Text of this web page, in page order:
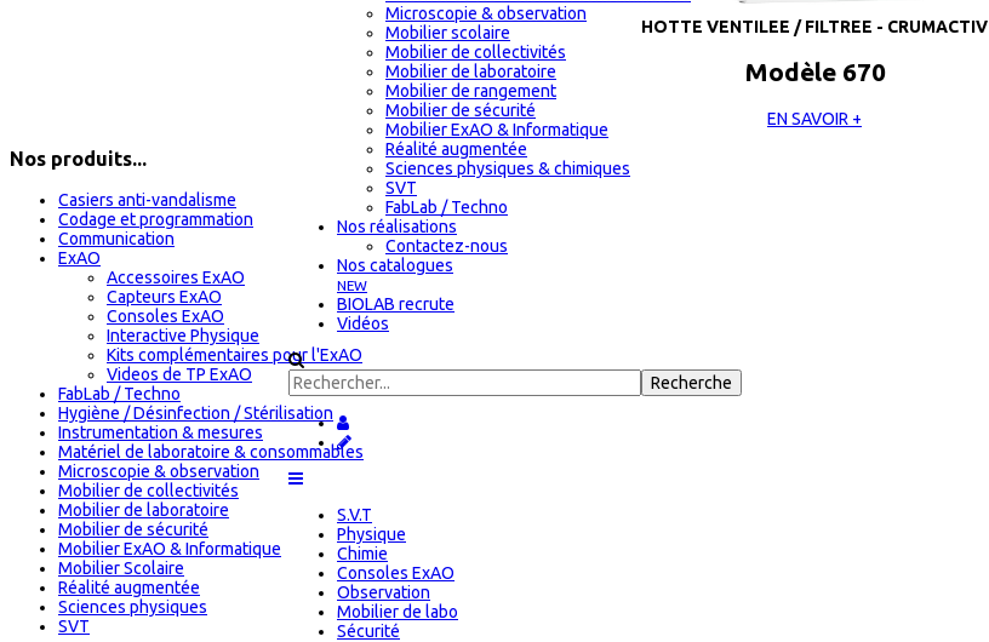
Microscopie & observation
Mobilier scolaire
Mobilier de collectivités
Mobilier de laboratoire
Mobilier de rangement
Mobilier de sécurité
Mobilier ExAO & Informatique
Réalité augmentée
Sciences physiques & chimiques
SVT
FabLab / Techno
Nos réalisations
Contactez-nous
Nos catalogues
NEW
BIOLAB recrute
Vidéos
S.V.T
Physique
Chimie
Consoles ExAO
Observation
Mobilier de labo
Sécurité
HOTTE VENTILEE / FILTREE - CRUMACTIV
Modèle 670
EN SAVOIR +
Nos produits...
Casiers anti-vandalisme
Codage et programmation
Communication
ExAO
Accessoires ExAO
Capteurs ExAO
Consoles ExAO
Interactive Physique
Kits complémentaires pour l'ExAO
Videos de TP ExAO
FabLab / Techno
Hygiène / Désinfection / Stérilisation
Instrumentation & mesures
Matériel de laboratoire & consommables
Microscopie & observation
Mobilier de collectivités
Mobilier de laboratoire
Mobilier de sécurité
Mobilier ExAO & Informatique
Mobilier Scolaire
Réalité augmentée
Sciences physiques
SVT